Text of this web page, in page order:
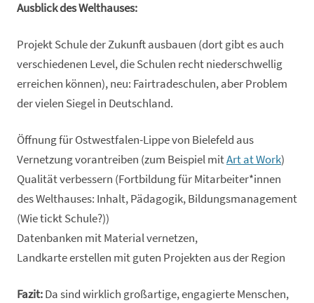
Ausblick des Welthauses:
Projekt Schule der Zukunft ausbauen (dort gibt es auch
verschiedenen Level, die Schulen recht niederschwellig
erreichen können), neu: Fairtradeschulen, aber Problem
der vielen Siegel in Deutschland.
Öffnung für Ostwestfalen-Lippe von Bielefeld aus
Vernetzung vorantreiben (zum Beispiel mitArt at Work)
Qualität verbessern (Fortbildung für Mitarbeiter*innen
des Welthauses: Inhalt, Pädagogik, Bildungsmanagement
(Wie tickt Schule?))
Datenbanken mit Material vernetzen,
Landkarte erstellen mit guten Projekten aus der Region
Fazit:Da sind wirklich großartige, engagierte Menschen,